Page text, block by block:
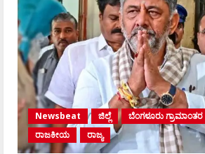
Newsbeat ಜಿಲ್ಲೆ ಬೆಂಗಳೂರು ಗ್ರಾಮಾಂತರ
ರಾಜಕೀಯ
ರಾಜ್ಯ